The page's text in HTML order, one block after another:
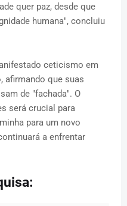
quer paz, desde que
humana", concluiu
ceticismo em
afirmando que suas
de "fachada". O
será crucial para
para um novo
a enfrentar